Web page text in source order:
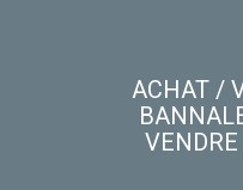
ACHAT /